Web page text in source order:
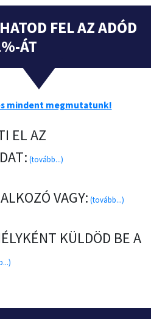
FEL AZ ADÓD
ÁT
mindent megmutatunk!
EL AZ
(tovább...)
VAGY: (tovább...)
KÜLDÖD BE A